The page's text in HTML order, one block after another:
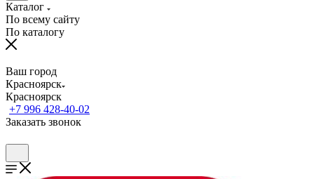
Каталог
По всему сайту
По каталогу
Ваш город
Красноярск
Красноярск
+7 996 428-40-02
Заказать звонок